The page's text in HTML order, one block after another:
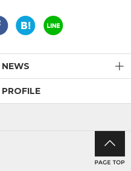
NEWS
PROFILE